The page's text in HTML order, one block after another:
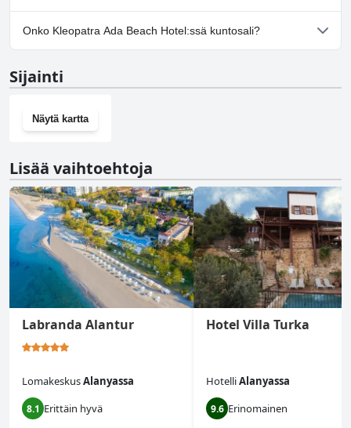
Ei, Kleopatra Ada Beach Hotel ei tarjoa pysäköintimahdollisuutta.
Onko Kleopatra Ada Beach Hotel:ssä kuntosali?
Sijainti
Näytä kartta
Lisää vaihtoehtoja
Labranda Alantur
LomakeskusAlanyassa
8.1 Erittäin hyvä
Hotel Villa Turka
HotelliAlanyassa
9.6 Erinomainen